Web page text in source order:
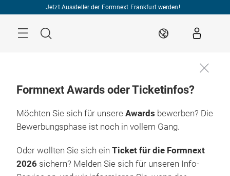
Jetzt Aussteller der Formnext Frankfurt werden!
Suche DE
Formnext Awards oder Ticketinfos?
Möchten Sie sich für unsere Awards bewerben? Die
Bewerbungsphase ist noch in vollem Gang.
Oder wollten Sie sich ein Ticket für die Formnext
2026 sichern? Melden Sie sich für unseren Info-